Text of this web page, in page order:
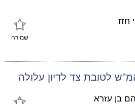
שמירה
חזז
לטובת צד לדיון עלולה
בן עזרא